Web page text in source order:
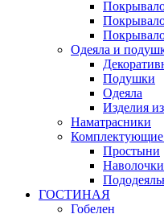
Покрывало
Покрывало
Одеяла и
Подушки
Одеяла
Изделия
Наматраcники
Комплектующие
Простыни
Наволочки
ГОСТИНАЯ
Гобелен